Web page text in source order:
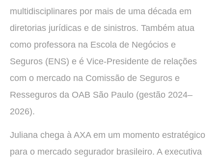
multidisciplinares por mais de uma década em
diretorias jurídicas e de sinistros. Também atua
como professora na Escola de Negócios e
Seguros (ENS) e é Vice-Presidente de relações
com o mercado na Comissão de Seguros e
Resseguros da OAB São Paulo (gestão 2024–
2026).
Juliana chega à AXA em um momento estratégico
para o mercado segurador brasileiro. A executiva